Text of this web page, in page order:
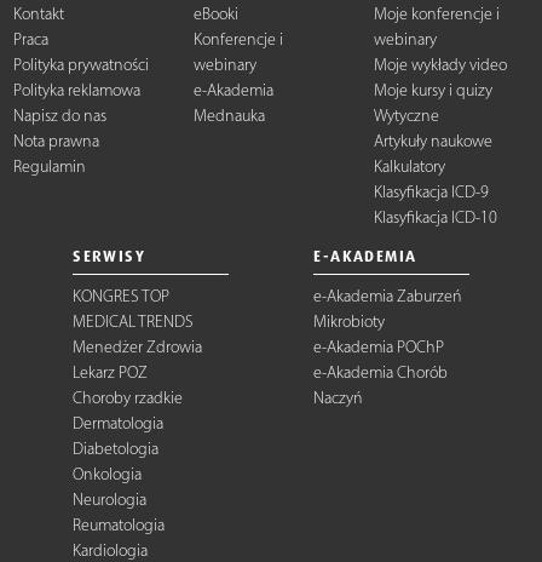
Kontakt
Praca
Polityka prywatności
Polityka reklamowa
Napisz do nas
Nota prawna
Regulamin
eBooki
Konferencje i
webinary
e-Akademia
Mednauka
Moje konferencje i
webinary
Moje wykłady video
Moje kursy i quizy
Wytyczne
Artykuły naukowe
Kalkulatory
Klasyfikacja ICD-9
Klasyfikacja ICD-10
SERWISY
KONGRES TOP
MEDICAL TRENDS
Menedżer Zdrowia
Lekarz POZ
Choroby rzadkie
Dermatologia
Diabetologia
Onkologia
Neurologia
Reumatologia
Kardiologia
E-AKADEMIA
e-Akademia Zaburzeń
Mikrobioty
e-Akademia POChP
e-Akademia Chorób
Naczyń